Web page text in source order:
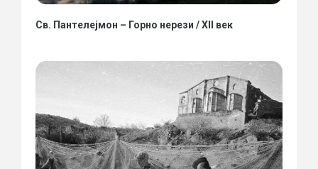
Св. Пантелејмон – Горно нерези / XII век